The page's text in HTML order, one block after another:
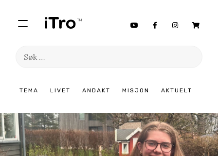
TEMA LIVET ANDAKT MISJON AKTUELT
Søk
innhold